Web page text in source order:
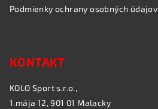
Podmienky ochrany osobných údajov
KONTAKT
KOLO Sport s.r.o.,
1.mája 12, 901 01 Malacky